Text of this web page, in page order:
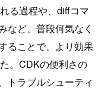
る過程や、diffコマ
など、普段何気なく
ることで、より効果
。CDKの便利さの
トラブルシューティ